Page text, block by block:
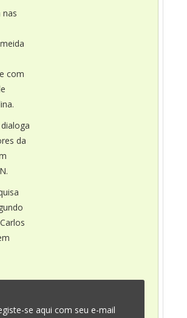
nas
com
da
se aqui com seu e-mail